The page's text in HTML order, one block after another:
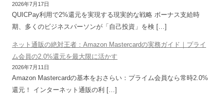
2026年7月17日
QUICPay利用で2%還元を実現する現実的な戦略 ボーナス支給時
期、多くのビジネスパーソンが「自己投資」を検 […]
ネット通販の絶対王者：Amazon Mastercardの実務ガイド｜プライ
ム会員の2.0%還元を最大限に活かす
2026年7月11日
Amazon Mastercardの基本をおさらい：プライム会員なら常時2.0%
還元！ インターネット通販の利 […]